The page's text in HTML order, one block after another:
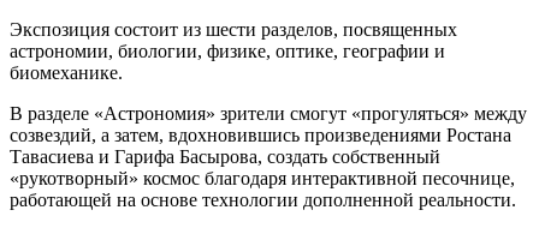
Экспозиция состоит из шести разделов, посвященных
астрономии, биологии, физике, оптике, географии и
биомеханике.
В разделе «Астрономия» зрители смогут «прогуляться» между
созвездий, а затем, вдохновившись произведениями Ростана
Тавасиева и Гарифа Басырова, создать собственный
«рукотворный» космос благодаря интерактивной песочнице,
работающей на основе технологии дополненной реальности.